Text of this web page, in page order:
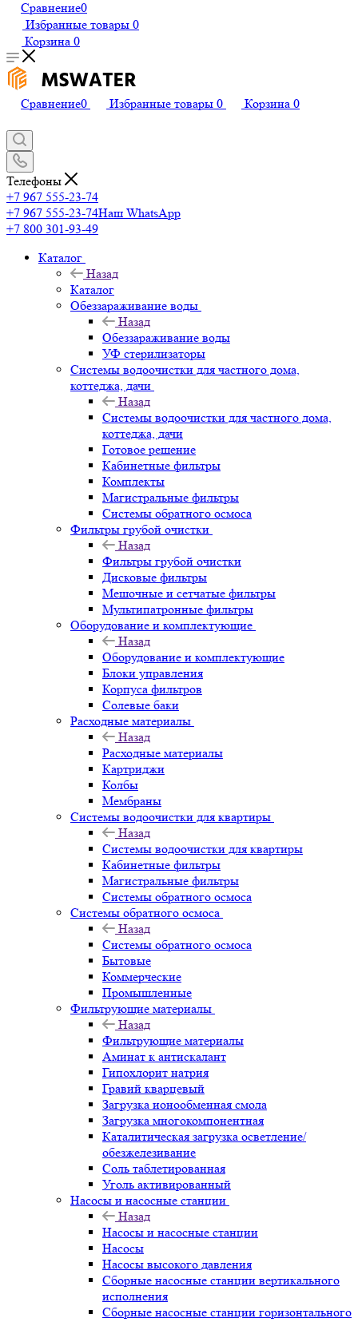
Сравнение0
Избранные товары 0
Корзина 0
Сравнение0 Избранные товары 0 Корзина 0
Телефоны
+7 967 555-23-74
+7 967 555-23-74Наш WhatsApp
+7 800 301-93-49
Каталог
Назад
Каталог
Обеззараживание воды
Назад
Обеззараживание воды
УФ стерилизаторы
Системы водоочистки для частного дома,
коттеджа, дачи
Назад
Системы водоочистки для частного дома,
коттеджа, дачи
Готовое решение
Кабинетные фильтры
Комплекты
Магистральные фильтры
Системы обратного осмоса
Фильтры грубой очистки
Назад
Фильтры грубой очистки
Дисковые фильтры
Мешочные и сетчатые фильтры
Мультипатронные фильтры
Оборудование и комплектующие
Назад
Оборудование и комплектующие
Блоки управления
Корпуса фильтров
Солевые баки
Расходные материалы
Назад
Расходные материалы
Картриджи
Колбы
Мембраны
Системы водоочистки для квартиры
Назад
Системы водоочистки для квартиры
Кабинетные фильтры
Магистральные фильтры
Системы обратного осмоса
Системы обратного осмоса
Назад
Системы обратного осмоса
Бытовые
Коммерческие
Промышленные
Фильтрующие материалы
Назад
Фильтрующие материалы
Аминат к антискалант
Гипохлорит натрия
Гравий кварцевый
Загрузка ионообменная смола
Загрузка многокомпонентная
Каталитическая загрузка осветление/
обезжелезивание
Соль таблетированная
Уголь активированный
Насосы и насосные станции
Назад
Насосы и насосные станции
Насосы
Насосы высокого давления
Сборные насосные станции вертикального
исполнения
Сборные насосные станции горизонтального